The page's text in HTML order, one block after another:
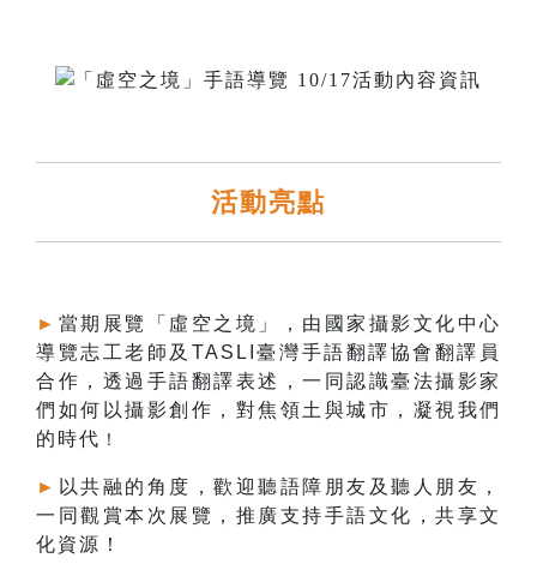
活動亮點
► 當期展覽「虛空之境」，由國家攝影文化中心
導覽志工老師及TASLI臺灣手語翻譯協會翻譯員
合作，透過手語翻譯表述，一同認識臺法攝影家
們如何以攝影創作，對焦領土與城市，凝視我們
的時代 ！
► 以共融的角度，歡迎聽語障朋友及聽人朋友，
一同觀賞本次展覽，推廣支持手語文化，共享文
化資源！